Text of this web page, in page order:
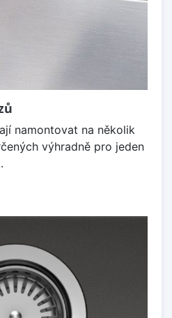
namontovat na několik
výhradně pro jeden